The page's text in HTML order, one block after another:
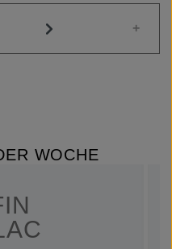
WOCHE